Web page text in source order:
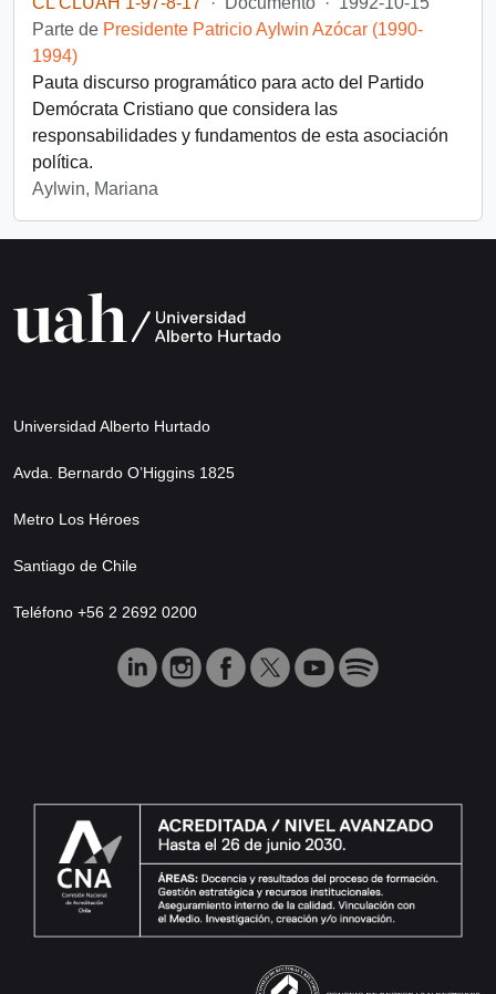
Parte de Presidente Patricio Aylwin Azócar (1990-
1994)
Pauta discurso programático para acto del Partido
Demócrata Cristiano que considera las
responsabilidades y fundamentos de esta asociación
política.
Aylwin, Mariana
Universidad Alberto Hurtado
Avda. Bernardo O’Higgins 1825
Metro Los Héroes
Santiago de Chile
Teléfono +56 2 2692 0200